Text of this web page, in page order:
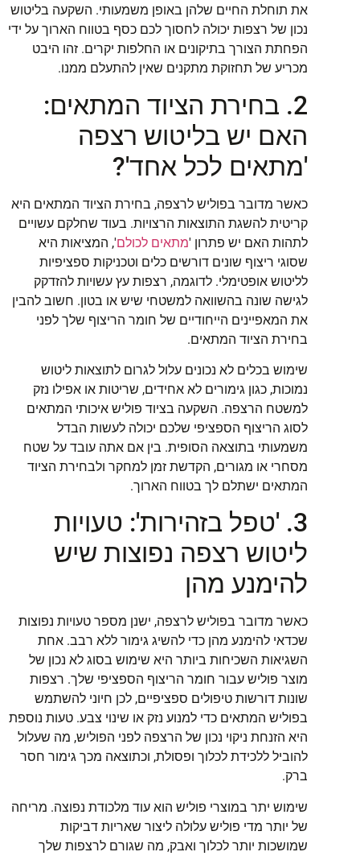
את תוחלת החיים שלהן באופן משמעותי. השקעה בליטוש
נכון של רצפות יכולה לחסוך לכם כסף בטווח הארוך על ידי
הפחתת הצורך בתיקונים או החלפות יקרים. זהו היבט
מכריע של תחזוקת מתקנים שאין להתעלם ממנו.
2. בחירת הציוד המתאים:
האם יש בליטוש רצפה
'מתאים לכל אחד'?
כאשר מדובר בפוליש לרצפה, בחירת הציוד המתאים היא
קריטית להשגת התוצאות הרצויות. בעוד שחלקם עשויים
לתהות האם יש פתרון 'מתאים לכולם', המציאות היא
שסוגי ריצוף שונים דורשים כלים וטכניקות ספציפיות
לליטוש אופטימלי. לדוגמה, רצפות עץ עשויות להזדקק
לגישה שונה בהשוואה למשטחי שיש או בטון. חשוב להבין
את המאפיינים הייחודיים של חומר הריצוף שלך לפני
בחירת הציוד המתאים.
שימוש בכלים לא נכונים עלול לגרום לתוצאות ליטוש
נמוכות, כגון גימורים לא אחידים, שריטות או אפילו נזק
למשטח הרצפה. השקעה בציוד פוליש איכותי המתאים
לסוג הריצוף הספציפי שלכם יכולה לעשות הבדל
משמעותי בתוצאה הסופית. בין אם אתה עובד על שטח
מסחרי או מגורים, הקדשת זמן למחקר ולבחירת הציוד
המתאים ישתלם לך בטווח הארוך.
3. 'טפל בזהירות': טעויות
ליטוש רצפה נפוצות שיש
להימנע מהן
כאשר מדובר בפוליש לרצפה, ישנן מספר טעויות נפוצות
שכדאי להימנע מהן כדי להשיג גימור ללא רבב. אחת
השגיאות השכיחות ביותר היא שימוש בסוג לא נכון של
מוצר פוליש עבור חומר הריצוף הספציפי שלך. רצפות
שונות דורשות טיפולים ספציפיים, לכן חיוני להשתמש
בפוליש המתאים כדי למנוע נזק או שינוי צבע. טעות נוספת
היא הזנחת ניקוי נכון של הרצפה לפני הפוליש, מה שעלול
להוביל ללכידת לכלוך ופסולת, וכתוצאה מכך גימור חסר
ברק.
שימוש יתר במוצרי פוליש הוא עוד מלכודת נפוצה. מריחה
של יותר מדי פוליש עלולה ליצור שאריות דביקות
שמושכות יותר לכלוך ואבק, מה שגורם לרצפות שלך